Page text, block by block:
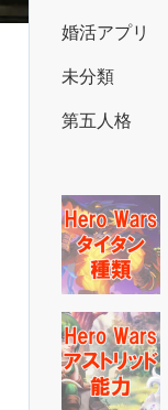
婚活アプリ
未分類
第五人格